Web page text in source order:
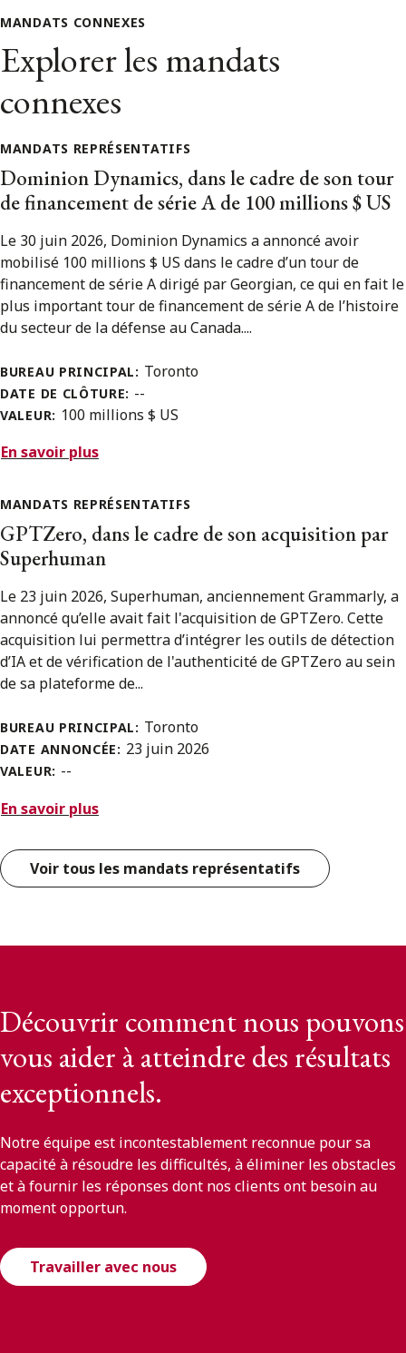
MANDATS CONNEXES
Explorer les mandats
connexes
MANDATS REPRÉSENTATIFS
Dominion Dynamics, dans le cadre de son tour
de financement de série A de 100 millions $ US
Le 30 juin 2026, Dominion Dynamics a annoncé avoir
mobilisé 100 millions $ US dans le cadre d’un tour de
financement de série A dirigé par Georgian, ce qui en fait le
plus important tour de financement de série A de l’histoire
du secteur de la défense au Canada....
BUREAU PRINCIPAL: Toronto
DATE DE CLÔTURE: --
VALEUR: 100 millions $ US
En savoir plus
MANDATS REPRÉSENTATIFS
GPTZero, dans le cadre de son acquisition par
Superhuman
Le 23 juin 2026, Superhuman, anciennement Grammarly, a
annoncé qu’elle avait fait l'acquisition de GPTZero. Cette
acquisition lui permettra d’intégrer les outils de détection
d’IA et de vérification de l'authenticité de GPTZero au sein
de sa plateforme de...
BUREAU PRINCIPAL: Toronto
DATE ANNONCÉE: 23 juin 2026
VALEUR: --
En savoir plus
Voir tous les mandats représentatifs
Découvrir comment nous pouvons
vous aider à atteindre des résultats
exceptionnels.
Notre équipe est incontestablement reconnue pour sa
capacité à résoudre les difficultés, à éliminer les obstacles
et à fournir les réponses dont nos clients ont besoin au
moment opportun.
Travailler avec nous